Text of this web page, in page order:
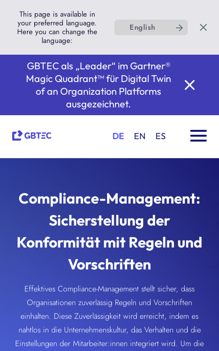
This page is available in
your preferred language.
Here you can change the
language:
English
GBTEC als „Leader“ im Gartner®
Magic Quadrant™ für Digital Twin
of an Organization Platforms
ausgezeichnet.
DE EN ES
Compliance-Management:
Sicherstellung der
Konformität mit Regeln und
Vorschriften
Effektives Compliance-Management stellt sicher, dass
Organisationen zuverlässig Regeln und Vorschriften
einhalten. Diese Zuverlässigkeit wird erreicht, indem es
nahtlos in die Unternehmenskultur, das Verhalten und die
Einstellungen der Mitarbeiter:innen integriert wird. Um die